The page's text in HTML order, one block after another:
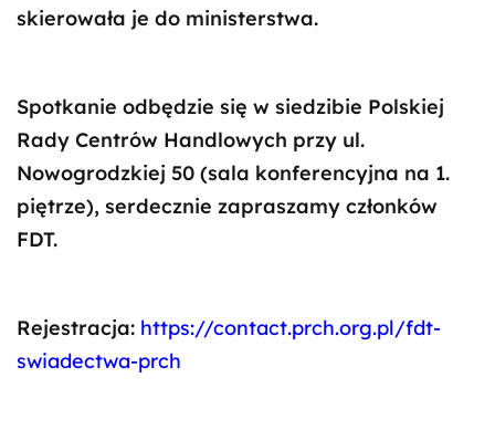
skierowała je do ministerstwa.
Spotkanie odbędzie się w siedzibie Polskiej
Rady Centrów Handlowych przy ul.
Nowogrodzkiej 50 (sala konferencyjna na 1.
piętrze), serdecznie zapraszamy członków
FDT.
Rejestracja: https://contact.prch.org.pl/fdt-
swiadectwa-prch